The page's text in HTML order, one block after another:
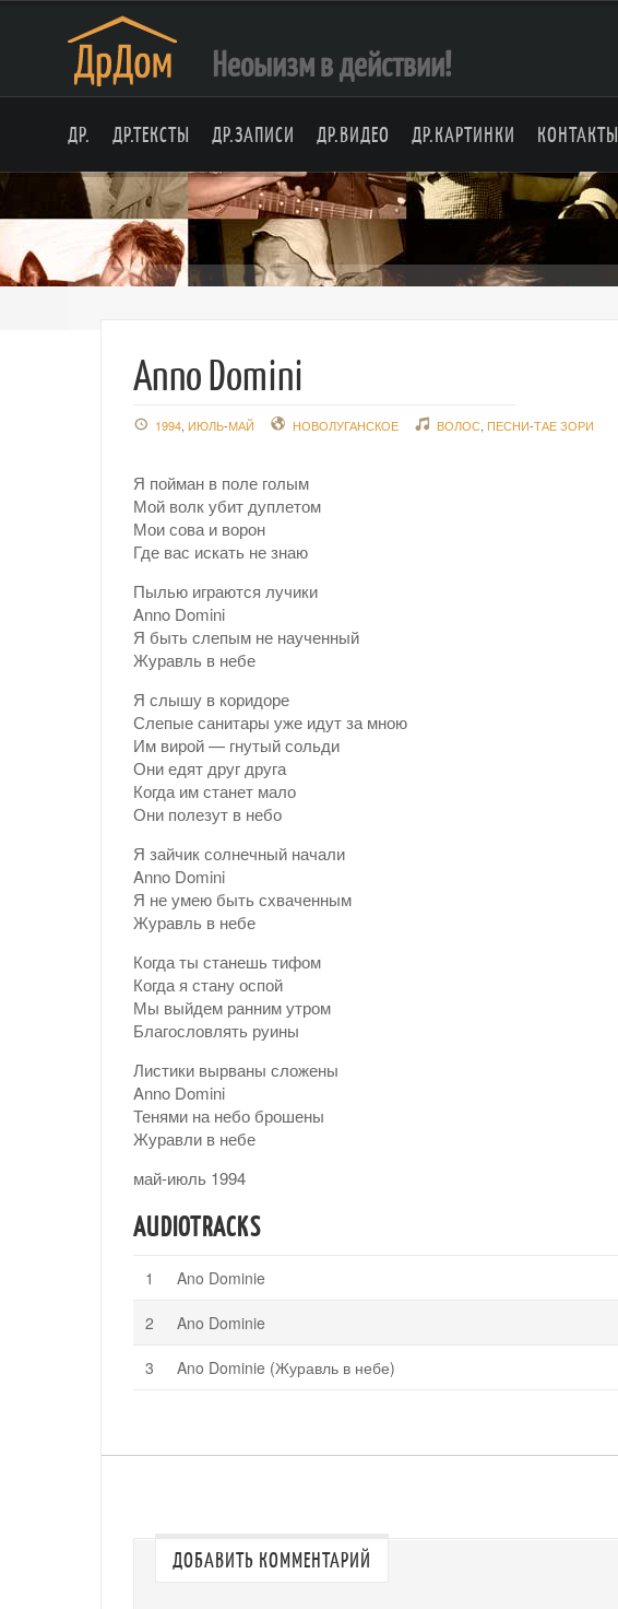
Неоыизм в действии!
ДР. ДР.ТЕКСТЫ ДР.ЗАПИСИ ДР.ВИДЕО ДР.КАРТИНКИ КОНТАКТЫ
Anno Domini
1994 ИЮЛЬ-МАЙ НОВОЛУГАНСКОЕ ВОЛОС ПЕСНИ-ТАЕ ЗОРИ
Я пойман в поле голым
Мой волк убит дуплетом
Мои сова и ворон
Где вас искать не знаю
Пылью играются лучики
Anno Domini
Я быть слепым не наученный
Журавль в небе
Я слышу в коридоре
Слепые санитары уже идут за мною
Им вирой — гнутый сольди
Они едят друг друга
Когда им станет мало
Они полезут в небо
Я зайчик солнечный начали
Anno Domini
Я не умею быть схваченным
Журавль в небе
Когда ты станешь тифом
Когда я стану оспой
Мы выйдем ранним утром
Благословлять руины
Листики вырваны сложены
Anno Domini
Тенями на небо брошены
Журавли в небе
май-июль 1994
AUDIOTRACKS
Ano Dominie
Ano Dominie
Ano Dominie (Журавль в небе)
ДОБАВИТЬ КОММЕНТАРИЙ